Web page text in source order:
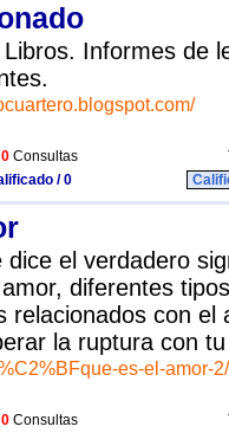
Informes de
0 Consultas
/ 0
el verdadero
diferentes
relacionados con el
la ruptura con
es-el-amor-2/
0 Consultas